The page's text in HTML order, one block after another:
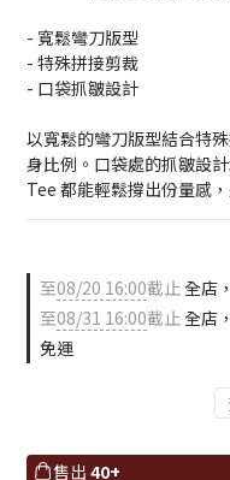
- 寬鬆彎刀版型
- 特殊拼接剪裁
- 口袋抓皺設計
以寬鬆的彎刀版型結合特
身比例。口袋處的抓皺設
Tee 都能輕鬆撐出份量感
至08/20 16:00截止全店
至08/31 16:00截止全店
免運
售出 40+